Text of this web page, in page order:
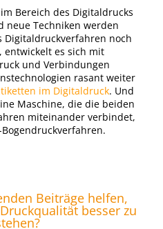
Bereich des Digitaldrucks
neue Techniken werden
Digitaldruckverfahren noch
entwickelt es sich mit
und Verbindungen
rasant weiter
im Digitaldruck. Und
Maschine, die die beiden
miteinander verbindet,
Beiträge helfen,
besser zu